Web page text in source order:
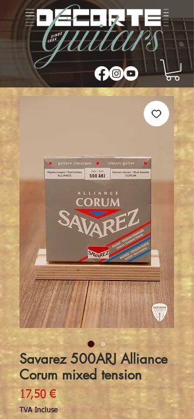
Savarez 500ARJ Alliance
Corum mixed tension
17,50 €Prix
TVA Incluse